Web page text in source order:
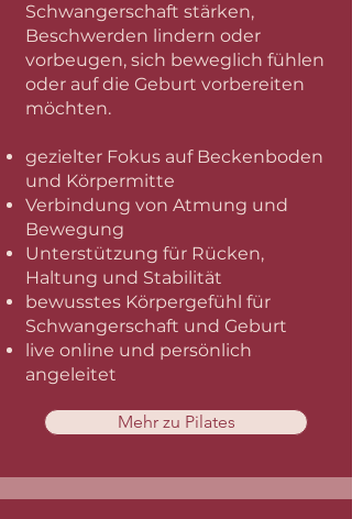
Schwangerschaft stärken,
Beschwerden lindern oder
vorbeugen, sich beweglich fühlen
oder auf die Geburt vorbereiten
möchten.
gezielter Fokus auf Beckenboden
und Körpermitte
Verbindung von Atmung und
Bewegung
Unterstützung für Rücken,
Haltung und Stabilität
bewusstes Körpergefühl für
Schwangerschaft und Geburt
live online und persönlich
angeleitet
Mehr zu Pilates